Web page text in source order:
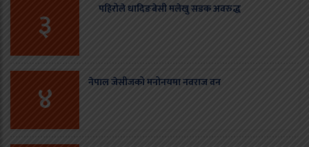
३ पहिरोले धादिङबेसी मलेखु सडक अवरुद्ध
४ नेपाल जेसीजको मनोनयमा नवराज वन